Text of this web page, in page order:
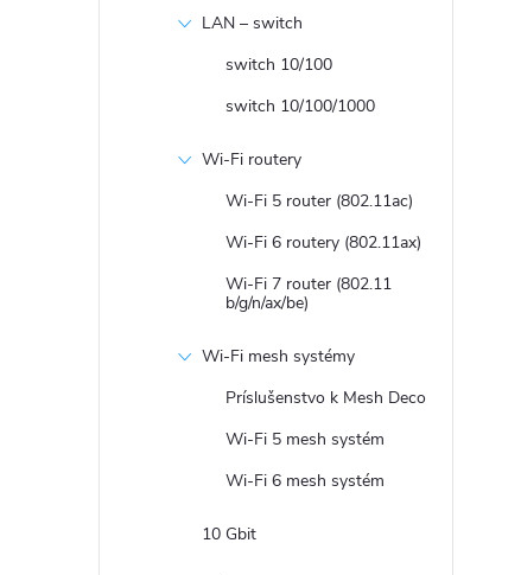
LAN – switch
switch 10/100
switch 10/100/1000
Wi-Fi routery
Wi-Fi 5 router (802.11ac)
Wi-Fi 6 routery (802.11ax)
Wi-Fi 7 router (802.11
b/g/n/ax/be)
Wi-Fi mesh systémy
Príslušenstvo k Mesh Deco
Wi-Fi 5 mesh systém
Wi-Fi 6 mesh systém
10 Gbit